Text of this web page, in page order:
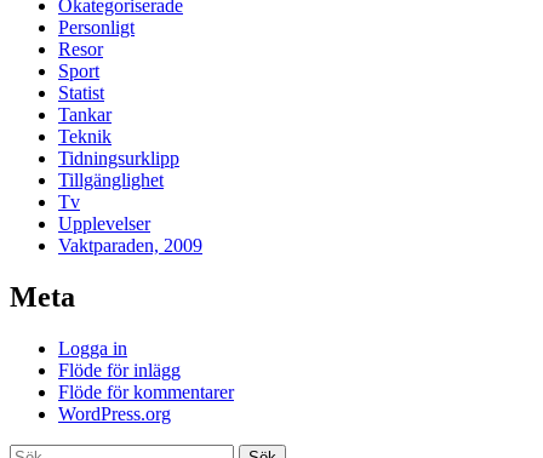
Okategoriserade
Personligt
Resor
Sport
Statist
Tankar
Teknik
Tidningsurklipp
Tillgänglighet
Tv
Upplevelser
Vaktparaden, 2009
Meta
Logga in
Flöde för inlägg
Flöde för kommentarer
WordPress.org
Sök